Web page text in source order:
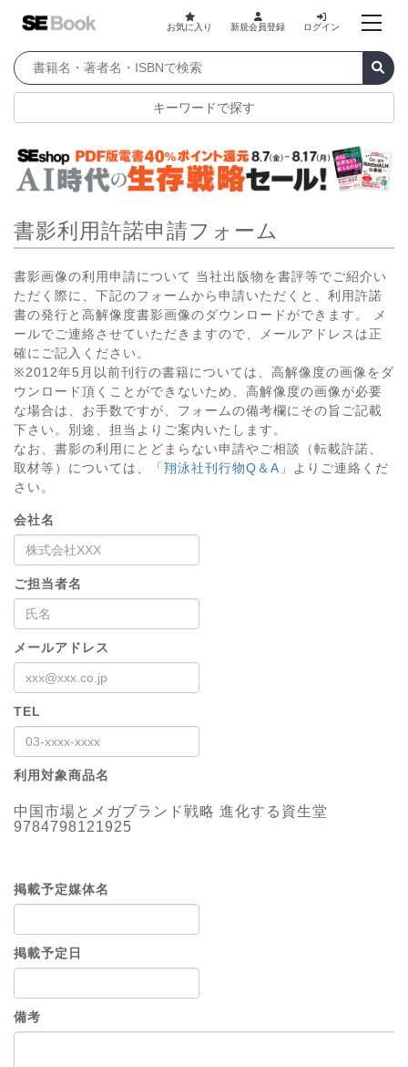
お気に入り 新規会員登録 ログイン
キーワードで探す
書影利用許諾申請フォーム
書影画像の利用申請について 当社出版物を書評等でご紹介い
ただく際に、下記のフォームから申請いただくと、利用許諾
書の発行と高解像度書影画像のダウンロードができます。 メ
ールでご連絡させていただきますので、メールアドレスは正
確にご記入ください。
※2012年5月以前刊行の書籍については、高解像度の画像をダ
ウンロード頂くことができないため、高解像度の画像が必要
な場合は、お手数ですが、フォームの備考欄にその旨ご記載
下さい。別途、担当よりご案内いたします。
なお、書影の利用にとどまらない申請やご相談（転載許諾、
取材等）については、
「翔泳社刊行物Q＆A」
よりご連絡くだ
さい。
会社名
ご担当者名
メールアドレス
TEL
利用対象商品名
中国市場とメガブランド戦略 進化する資生堂
9784798121925
掲載予定媒体名
掲載予定日
備考